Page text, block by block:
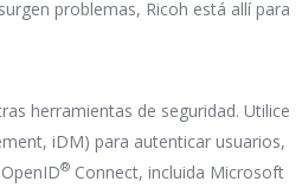
problemas, Ricoh está allí para
herramientas de seguridad. Utilice
iDM) para autenticar usuarios,
® Connect, incluida Microsoft